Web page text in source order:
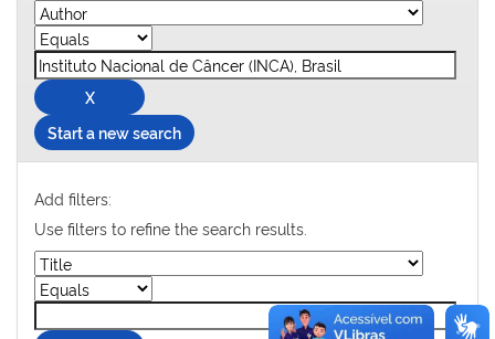
Start a new search
Add filters:
Use filters to refine the search results.